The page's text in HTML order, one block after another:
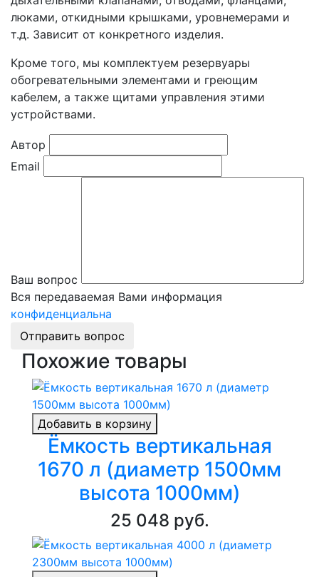
люками, откидными крышками, уровнемерами и
т.д. Зависит от конкретного изделия.
Кроме того, мы комплектуем резервуары
обогревательными элементами и греющим
кабелем, а также щитами управления этими
устройствами.
Автор
Email
Ваш вопрос
Вся передаваемая Вами информация
конфиденциальна
Отправить вопрос
Похожие товары
Добавить в корзину
Ёмкость вертикальная
1670 л (диаметр 1500мм
высота 1000мм)
25 048 руб.